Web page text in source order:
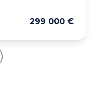
299 000 €